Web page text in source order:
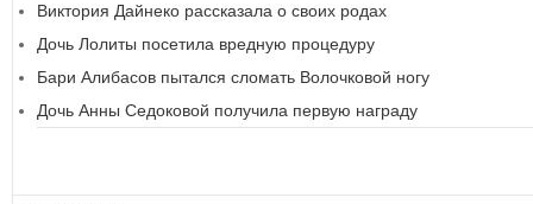
Виктория Дайнеко рассказала о своих родах
Дочь Лолиты посетила вредную процедуру
Бари Алибасов пытался сломать Волочковой ногу
Дочь Анны Седоковой получила первую награду